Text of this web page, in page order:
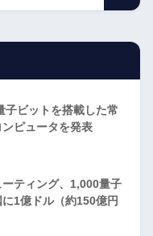
子ビットを搭載した常
ピュータを発表
ティング、1,000量子
1億ドル（約150億円